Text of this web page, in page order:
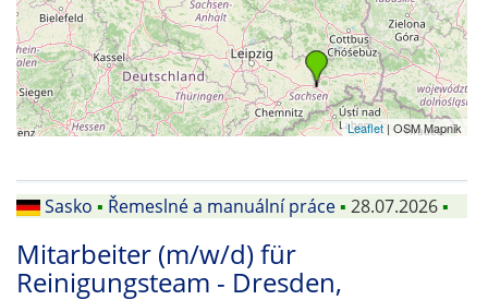
Leaflet| OSM Mapnik
Sasko ▪ Řemeslné a manuální práce▪ 28.07.2026▪
Mitarbeiter (m/w/d) für
Reinigungsteam - Dresden,